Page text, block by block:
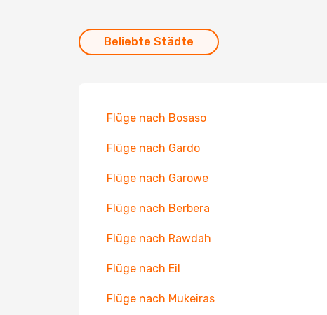
Beliebte Städte
Flüge nach Bosaso
Flüge nach Gardo
Flüge nach Garowe
Flüge nach Berbera
Flüge nach Rawdah
Flüge nach Eil
Flüge nach Mukeiras